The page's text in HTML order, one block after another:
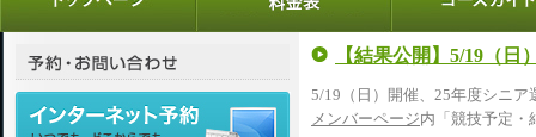
【結果公開】5/19（
5/19（日）開催、25年度シニ
メンバーページ内「競技予定・